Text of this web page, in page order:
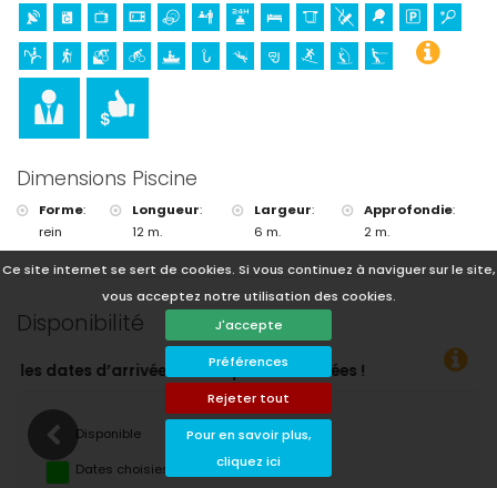
Ce site internet se sert de cookies. Si vous continuez à naviguer sur le site,
vous acceptez notre utilisation des cookies.
J'accepte
Préférences
Rejeter tout
Pour en savoir plus,
cliquez ici
Dimensions Piscine
Forme:
rein
Longueur:
12 m.
Largeur:
6 m.
Approfondie:
2 m.
Disponibilité
Vous
Disponible
Dates choisies